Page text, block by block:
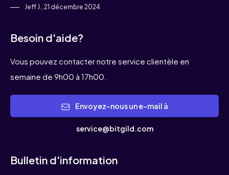
Jeff J., 21 décembre 2024
Besoin d'aide?
Vous pouvez contacter notre service clientèle en
semaine de 9h00 à 17h00.
service@bitgild.com
Bulletin d'information